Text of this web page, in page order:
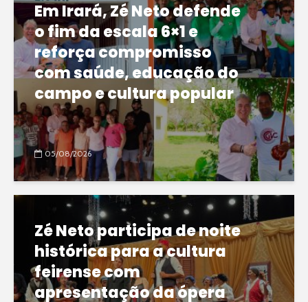
Em Irará, Zé Neto defende
o fim da escala 6×1 e
reforça compromisso
com saúde, educação do
campo e cultura popular
05/08/2026
Zé Neto participa de noite
histórica para a cultura
feirense com
apresentação da ópera